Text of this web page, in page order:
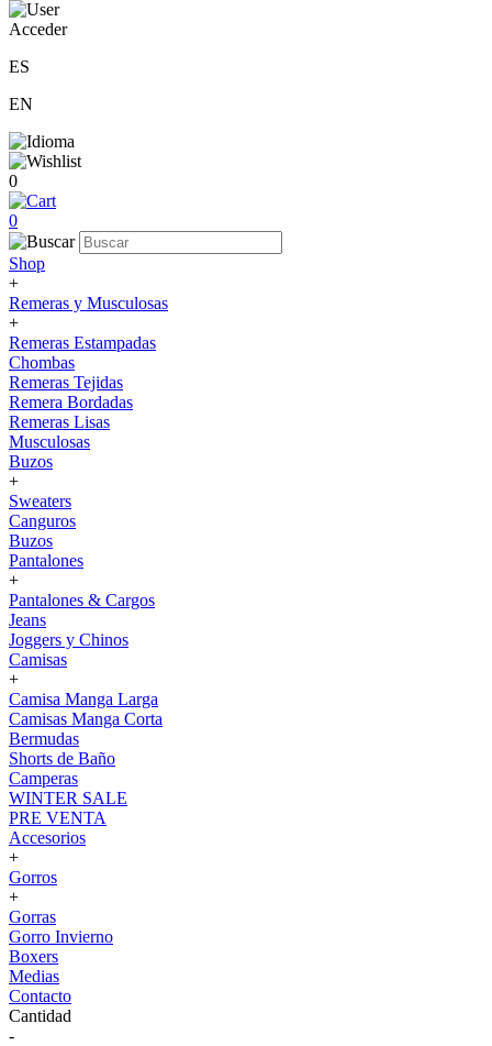
Acceder
ES
EN
0
0
Shop
+
Remeras y Musculosas
+
Remeras Estampadas
Chombas
Remeras Tejidas
Remera Bordadas
Remeras Lisas
Musculosas
Buzos
+
Sweaters
Canguros
Buzos
Pantalones
+
Pantalones & Cargos
Jeans
Joggers y Chinos
Camisas
+
Camisa Manga Larga
Camisas Manga Corta
Bermudas
Shorts de Baño
Camperas
WINTER SALE
PRE VENTA
Accesorios
+
Gorros
+
Gorras
Gorro Invierno
Boxers
Medias
Contacto
Cantidad
-